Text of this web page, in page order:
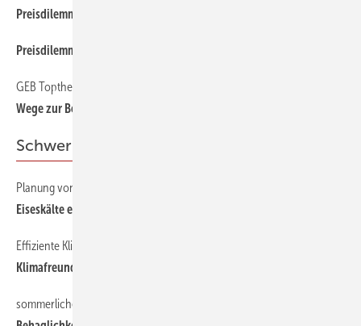
Preisdilemma Wärmepumpe
Preisdilemma Wärmepumpe
GEB Topthema
Wege zur Beschleunigung der ­Energie- und Wärmewende
Schwerpunkt
Planung von Kälteanlagen
Eiseskälte effizient erzeugen
Effiziente Klimasysteme
Klimafreundlich kühlen
sommerlicher Wärmeschutz